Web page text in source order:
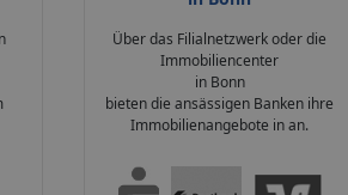
Über das Filialnetzwerk oder die
Immobiliencenter
in Bonn
bieten die ansässigen Banken ihre
Immobilienangebote in an.